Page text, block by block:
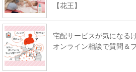
【花王】
宅配サービスが気になる
オンライン相談で質問＆